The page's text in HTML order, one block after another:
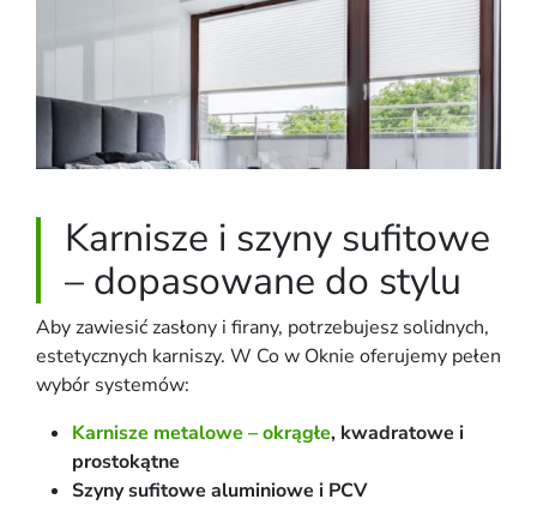
Karnisze i szyny sufitowe
– dopasowane do stylu
Aby zawiesić zasłony i firany, potrzebujesz solidnych,
estetycznych karniszy. W Co w Oknie oferujemy pełen
wybór systemów:
Karnisze metalowe – okrągłe, kwadratowe i
prostokątne
Szyny sufitowe aluminiowe i PCV